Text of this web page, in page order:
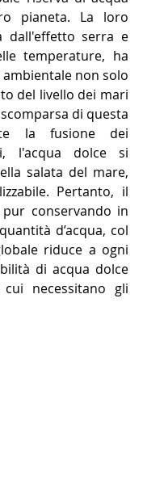
pianeta. La loro
dall'effetto serra e
temperature, ha
non solo
del livello dei mari
di questa
la fusione dei
l'acqua dolce si
salata del mare,
Pertanto, il
conservando in
d’acqua, col
riduce a ogni
di acqua dolce
necessitano gli